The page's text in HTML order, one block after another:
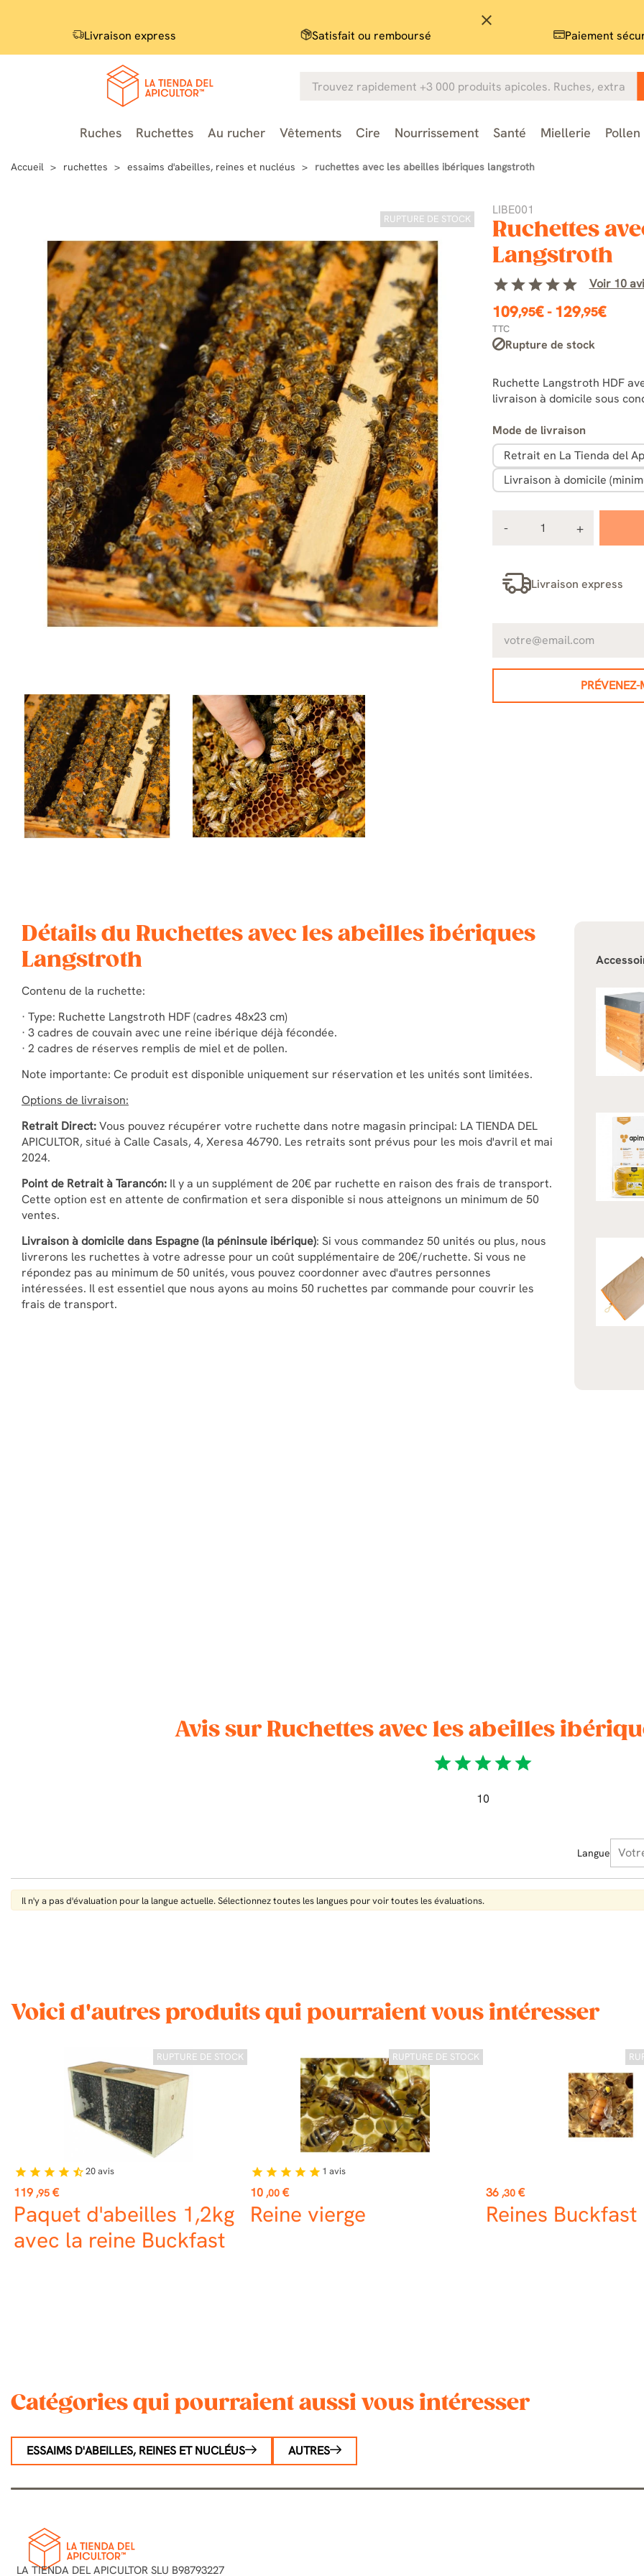
close
Livraison express Satisfait ou remboursé Paiement
Ruches Ruchettes Au rucher Vêtements Cire Nourrissement Santé Miellerie Pollen
Accueil ruchettes essaims d'abeilles, reines et nucléus ruchettes avec les abeilles ibériques langstroth
LIBE001
Ruchettes
Langstroth
starstarstarstarstar Voir 10
RUPTURE DE STOCK
109,95€-129,95€
TTC
Rupture de stock
Ruchette Langstroth HDF
livraison à domicile sous
Mode de livraison
Retrait en La Tienda del
Livraison à domicile
Livraison express
Détails du Ruchettes avec les abeilles ibériques
Langstroth
Contenu de la ruchette:
· Type: Ruchette Langstroth HDF (cadres 48x23 cm)
· 3 cadres de couvain avec une reine ibérique déjà fécondée.
· 2 cadres de réserves remplis de miel et de pollen.
Note importante: Ce produit est disponible uniquement sur réservation et les unités sont limitées.
Options de livraison:
Retrait Direct:Vous pouvez récupérer votre ruchette dans notre magasin principal: LA TIENDA DEL
APICULTOR, situé à Calle Casals, 4, Xeresa 46790. Les retraits sont prévus pour les mois d'avril et mai
2024.
Point de Retrait à Tarancón: Il y a un supplément de 20€ par ruchette en raison des frais de transport.
Cette option est en attente de confirmation et sera disponible si nous atteignons un minimum de 50
ventes.
Livraison à domicile dans Espagne (la péninsule ibérique): Si vous commandez 50 unités ou plus, nous
livrerons les ruchettes à votre adresse pour un coût supplémentaire de 20€/ruchette. Si vous ne
répondez pas au minimum de 50 unités, vous pouvez coordonner avec d'autres personnes
intéressées. Il est essentiel que nous ayons au moins 50 ruchettes par commande pour couvrir les
frais de transport.
Avis sur Ruchettes avec les abeilles
starstarstarstarstar
10
Langue
Il n'y a pas d'évaluation pour la langue actuelle. Sélectionnez toutes les langues pour voir toutes les évaluations.
Voici d'autres produits qui pourraient vous intéresser
RUPTURE DE STOCK
Prix
119 ,95 €
Paquet d'abeilles 1,2kg
avec la reine Buckfast
star star star star star_half20avis
RUPTURE DE STOCK
Prix
10 ,00 €
Reine vierge
star star star star star 1 avis
Prix
36 ,30 €
Reines Buckfast
Catégories qui pourraient aussi vous intéresser
ESSAIMS D'ABEILLES, REINES ET NUCLÉUS AUTRES
LA TIENDA DEL APICULTOR SLU B98793227